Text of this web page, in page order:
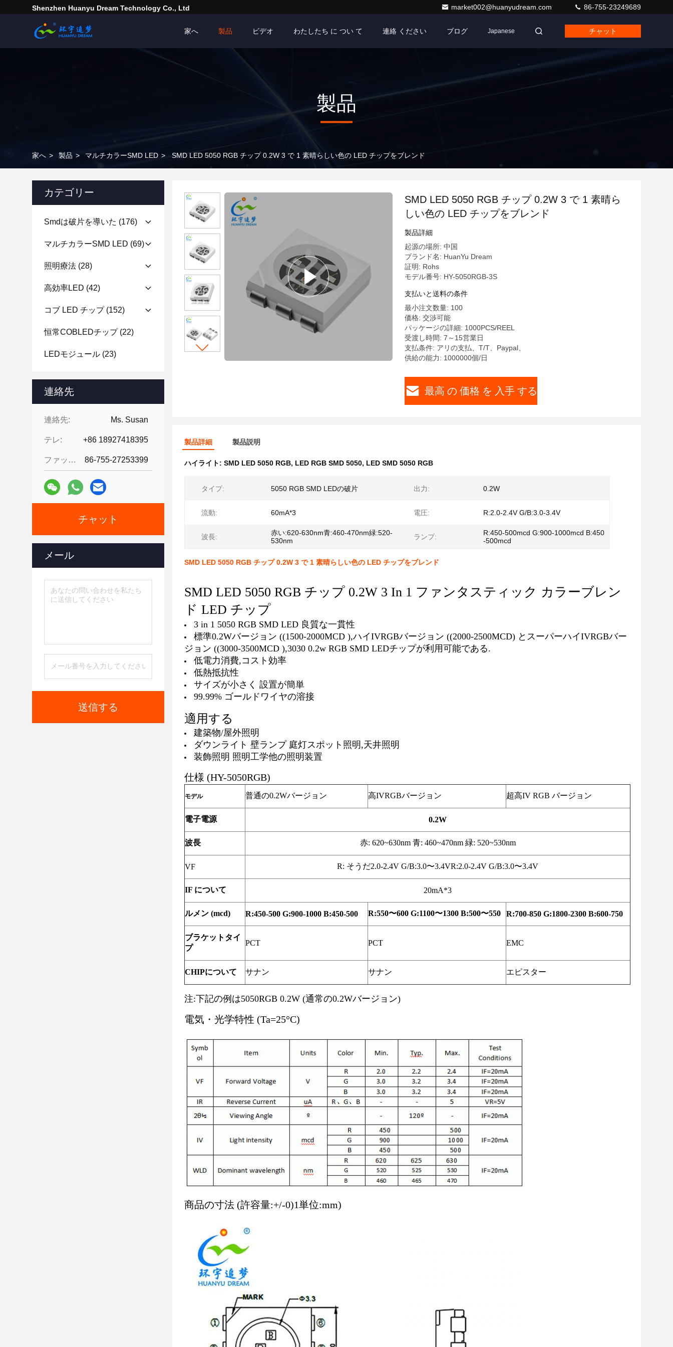
Shenzhen Huanyu Dream Technology Co., Ltd market002@huanyudream.com 86-755-23249689
家へ 製品 ビデオ わたしたち に つい て 連絡 ください ブログ Japanese チャット
製品
家へ > 製品 > マルチカラーSMD LED > SMD LED 5050 RGB チップ 0.2W 3 で 1 素晴らしい色の LED チップをブレンド
カテゴリー
Smdは破片を導いた (176)
マルチカラーSMD LED (69)
照明療法 (28)
高効率LED (42)
コブ LED チップ(152)
恒常COBLEDチップ(22)
LEDモジュール (23)
連絡先
連絡先: Ms. Susan
テレ: +86 18927418395
ファックス: 86-755-27253399
チャット
メール
送信する
SMD LED 5050 RGB チップ 0.2W 3 で 1 素晴ら
しい色の LED チップをブレンド
製品詳細
起源の場所: 中国
ブランド名: HuanYu Dream
証明: Rohs
モデル番号: HY-5050RGB-3S
支払いと送料の条件
最小注文数量: 100
価格: 交渉可能
パッケージの詳細: 1000PCS/REEL
受渡し時間: 7～15営業日
支払条件: アリの支払、T/T、Paypal、
供給の能力: 1000000個/日
最高 の 価格 を 入手 する
製品詳細 製品説明
ハイライト: SMD LED 5050 RGB, LED RGB SMD 5050, LED SMD 5050 RGB
タイプ: 5050 RGB SMD LEDの破片 出力: 0.2W
流動: 60mA*3 電圧: R:2.0-2.4V G/B:3.0-3.4V
波長:
赤い:620-630nm青:460-470nm緑:520-
530nm
ランプ:
R:450-500mcd G:900-1000mcd B:450
-500mcd
SMD LED 5050 RGB チップ 0.2W 3 で 1 素晴らしい色の LED チップをブレンド
SMD LED 5050 RGB チップ 0.2W 3 In 1 ファンタスティック カラーブレン
ド LED チップ
3 in 1 5050 RGB SMD LED 良質な一貫性
標準0.2Wバージョン ((1500-2000MCD ),ハイIVRGBバージョン ((2000-2500MCD) とスーパーハイIVRGBバー
ジョン ((3000-3500MCD ),3030 0.2w RGB SMD LEDチップが利用可能である.
低電力消費,コスト効率
低熱抵抗性
サイズが小さく 設置が簡単
99.99% ゴールドワイヤの溶接
適用する
建築物/屋外照明
ダウンライト 壁ランプ 庭灯スポット照明,天井照明
装飾照明 照明工学他の照明装置
仕様 (HY-5050RGB)
モデル 普通の0.2Wバージョン 高IVRGBバージョン 超高IV RGB バージョン
電子電源 0.2W
波長 赤: 620~630nm 青: 460~470nm 緑: 520~530nm
VF R: そうだ2.0-2.4V G/B:3.0〜3.4VR:2.0-2.4V G/B:3.0〜3.4V
IF について 20mA*3
ルメン (mcd) R:450-500 G:900-1000 B:450-500 R:550〜600 G:1100〜1300 B:500〜550 R:700-850 G:1800-2300 B:600-750
ブラケットタイ
プ
PCT PCT EMC
CHIPについて サナン サナン エピスター
注:下記の例は5050RGB 0.2W (通常の0.2Wバージョン)
電気・光学特性 (Ta=25°C)
商品の寸法 (許容量:+/-0)1単位:mm)